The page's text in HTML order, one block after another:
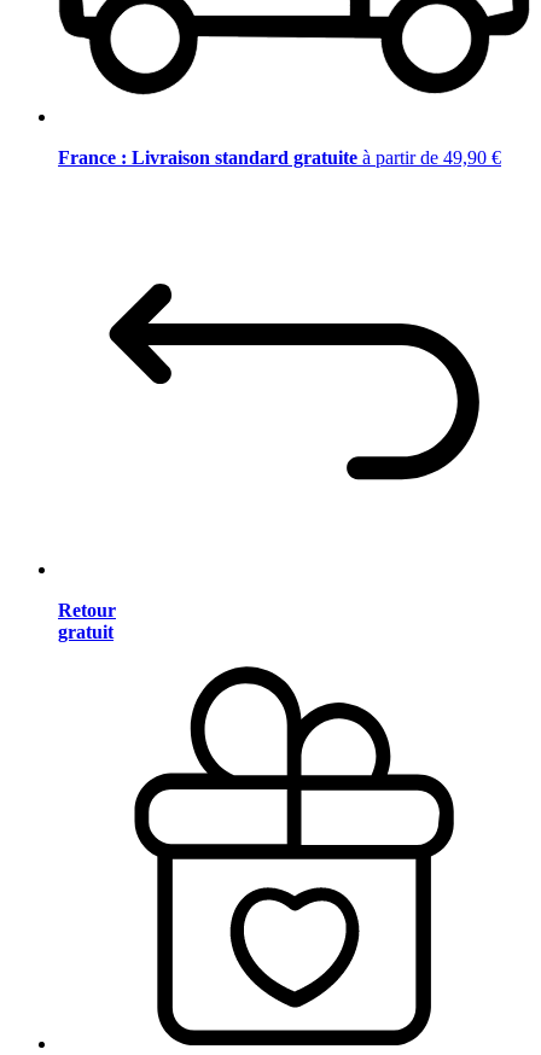
France : Livraison standard gratuite à partir de 49,90 €
Retour
gratuit